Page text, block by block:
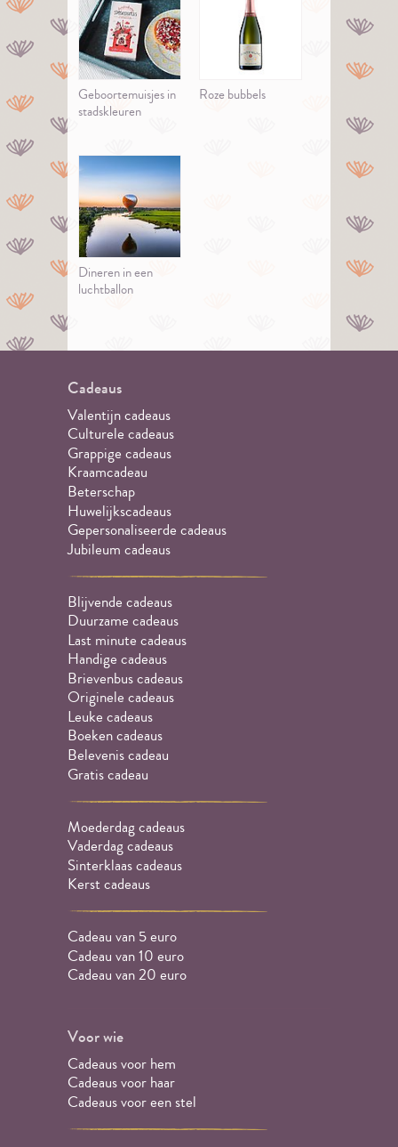
Geboortemuisjes in
stadskleuren
Roze bubbels
Dineren in een
luchtballon
Cadeaus
Valentijn cadeaus
Culturele cadeaus
Grappige cadeaus
Kraamcadeau
Beterschap
Huwelijkscadeaus
Gepersonaliseerde cadeaus
Jubileum cadeaus
Blijvende cadeaus
Duurzame cadeaus
Last minute cadeaus
Handige cadeaus
Brievenbus cadeaus
Originele cadeaus
Leuke cadeaus
Boeken cadeaus
Belevenis cadeau
Gratis cadeau
Moederdag cadeaus
Vaderdag cadeaus
Sinterklaas cadeaus
Kerst cadeaus
Cadeau van 5 euro
Cadeau van 10 euro
Cadeau van 20 euro
Voor wie
Cadeaus voor hem
Cadeaus voor haar
Cadeaus voor een stel